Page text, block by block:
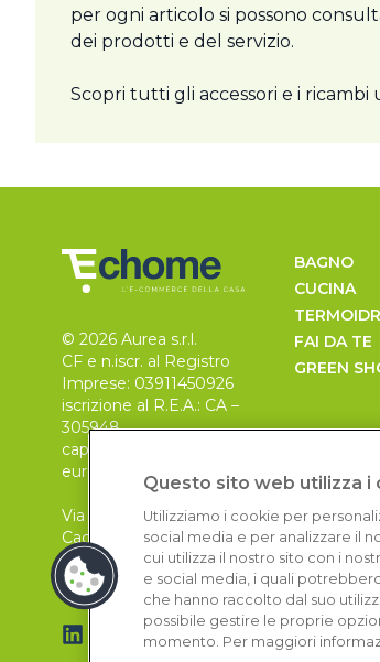
per ogni articolo si possono
dei prodotti e del servizio.
Scopri tutti gli accessori e i
© 2026 Aurea s.r.l.
CF e n.iscr. al Registro
Imprese: 03911450926
iscrizione al R.E.A.: CA –
305948
capitale sociale 30.000
euro, i.v.
Via Pietro Leo n. 6
Cagliari
09129
BAGNO
CUCINA
FAI DA TE
GREEN
Questo sito web utilizza i
Utilizziamo i cookie per
social media e per analizzare il
cui utilizza il nostro sito con i
e social media, i quali
che hanno raccolto dal suo
possibile gestire le proprie
momento. Per maggiori